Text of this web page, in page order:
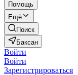
Помощь
Ещё
Поиск
Баксан
Войти
Войти
Зарегистрироваться